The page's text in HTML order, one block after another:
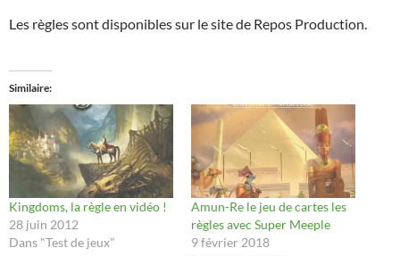
Les règles sont disponibles sur le site de Repos Production.
Similaire
Kingdoms, la règle en vidéo !
28 juin 2012
Dans "Test de jeux"
Amun-Re le jeu de cartes les
règles avec Super Meeple
9 février 2018